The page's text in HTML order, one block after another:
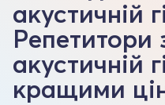
акустичній
Репетитори
акустичній
кращими